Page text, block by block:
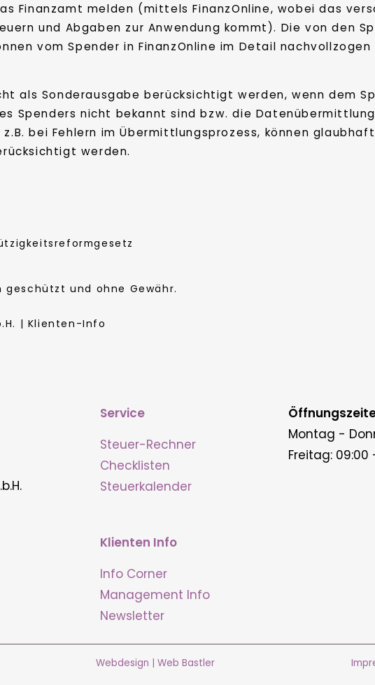
Finanzamt melden (mittels FinanzOnline, wobei das
und Abgaben zur Anwendung kommt). Die von den
vom Spender in FinanzOnline im Detail nachvollzogen
als Sonderausgabe berücksichtigt werden, wenn dem
Spenders nicht bekannt sind bzw. die
bei Fehlern im Übermittlungsprozess, können
werden.
und ohne Gewähr.
| Klienten-Info
Service
Steuer-Rechner
Checklisten
Steuerkalender
Klienten Info
Info Corner
Management Info
Newsletter
Montag -
Freitag: 09:00
Webdesign | Web Bastler